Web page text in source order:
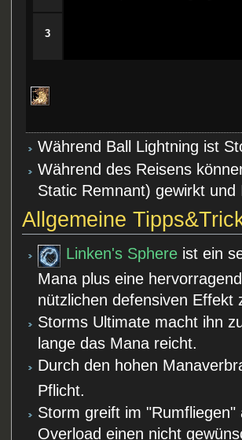
3
Während Ball Lightning ist
Während des Reisens
Static Remnant) gewirkt
Allgemeine
Linken's Sphere ist ein
Mana plus eine
nützlichen defensiven
Storms Ultimate macht ihn
lange das Mana reicht.
Durch den hohen
Pflicht.
Storm greift im
Overload einen nicht